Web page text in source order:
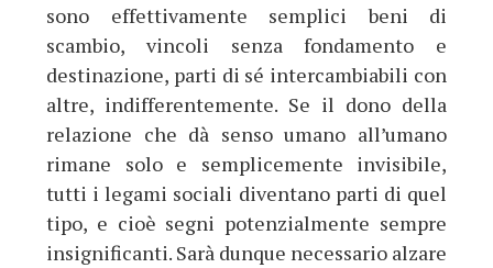
sono effettivamente semplici beni di
scambio, vincoli senza fondamento e
destinazione, parti di sé intercambiabili con
altre, indifferentemente. Se il dono della
relazione che dà senso umano all’umano
rimane solo e semplicemente invisibile,
tutti i legami sociali diventano parti di quel
tipo, e cioè segni potenzialmente sempre
insignificanti. Sarà dunque necessario alzare